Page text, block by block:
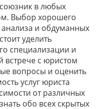
в любых
Выбор хорошего
анализа и обдуманных
уделить
специализации и
встрече с юристом
вопросы и оценить
услуг юриста
от различных
обо всех скрытых